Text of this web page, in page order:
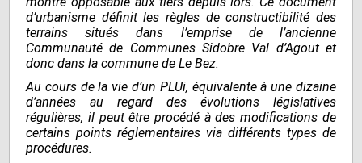
d’urbanisme définit les règles de constructibilité des
terrains situés dans l’emprise de l’ancienne
Communauté de Communes Sidobre Val d’Agout et
donc dans la commune de Le Bez.
Au cours de la vie d’un PLUi, équivalente à une dizaine
d’années au regard des évolutions législatives
régulières, il peut être procédé à des modifications de
certains points réglementaires via différents types de
procédures.